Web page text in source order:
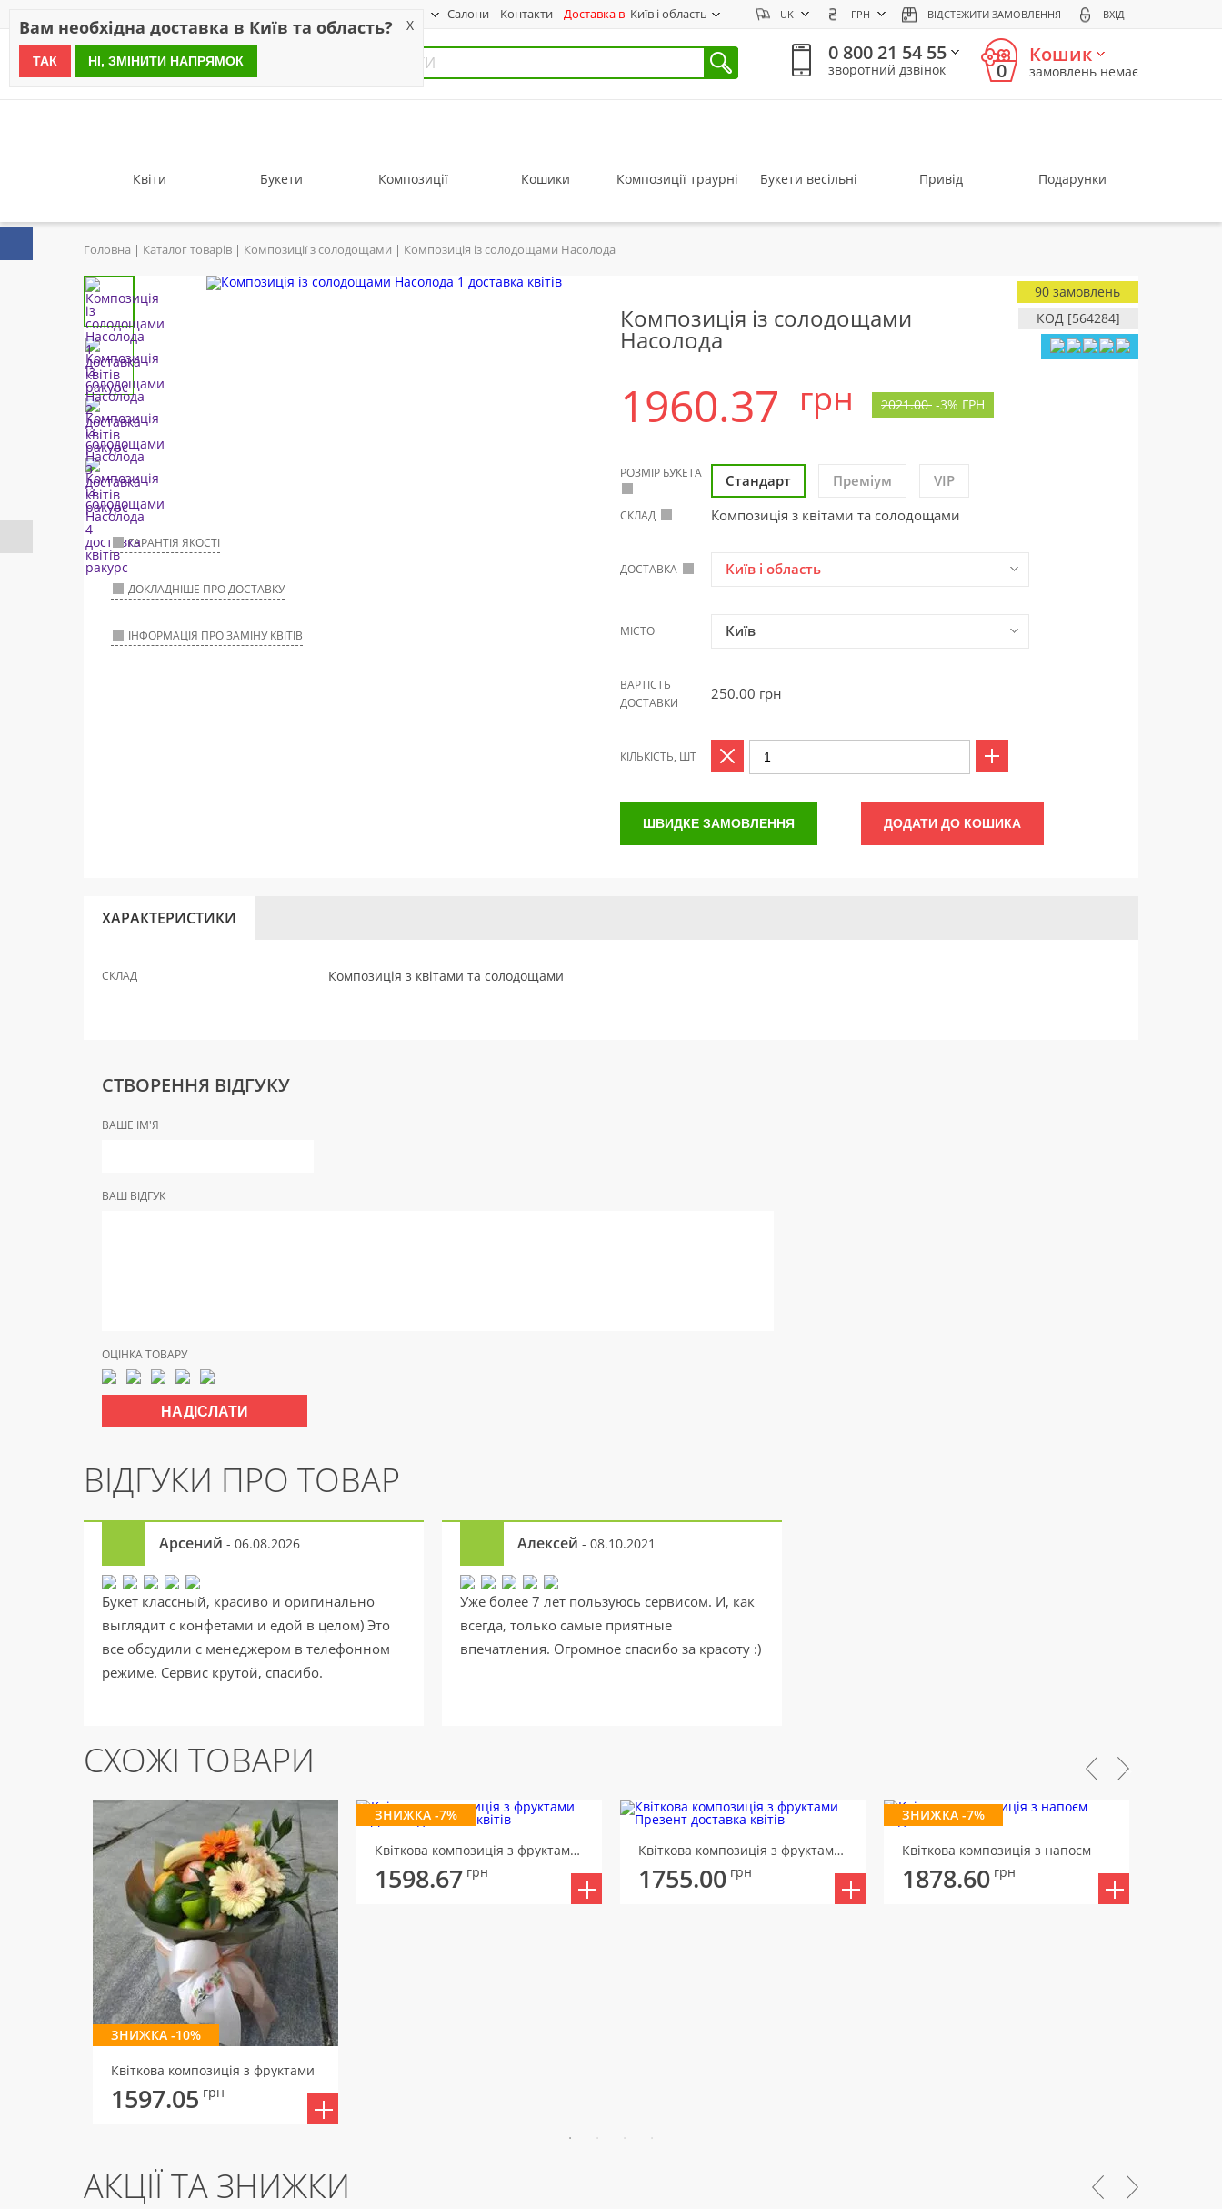
Салони Контакти Доставка в Київ і область UK ГРН ВІДСТЕЖИТИ ЗАМОВЛЕННЯ ВХІД
since 1999
0 800 21 54 55
зворотний дзвінок 0
Кошик
замовлень немає
Квіти Букети Композиції Кошики Композиції траурні Букети весільні Привід Подарунки
Головна Каталог товарів Композиції з солодощами Композиція із солодощами Насолода
ГАРАНТІЯ ЯКОСТІ
ДОКЛАДНІШЕ ПРО ДОСТАВКУ
ІНФОРМАЦІЯ ПРО ЗАМІНУ КВІТІВ
Композиція із солодощами
Насолода
КОД [564284]
90 замовлень
1960.37 грн 2021.00 -3% ГРН
РОЗМІР БУКЕТА Стандарт Преміум VIP
СКЛАД Композиція з квітами та солодощами
ДОСТАВКА Київ і область
МІСТО Київ
ВАРТІСТЬ
ДОСТАВКИ
250.00 грн
КІЛЬКІСТЬ, ШТ
ШВИДКЕ ЗАМОВЛЕННЯ ДОДАТИ ДО КОШИКА
ХАРАКТЕРИСТИКИ
СКЛАД Композиція з квітами та солодощами
СТВОРЕННЯ ВІДГУКУ
ВАШЕ ІМ'Я
ВАШ ВІДГУК
ОЦІНКА ТОВАРУ
ВІДГУКИ ПРО ТОВАР
Арсений - 06.08.2026
Букет классный, красиво и оригинально
выглядит с конфетами и едой в целом) Это
все обсудили с менеджером в телефонном
режиме. Сервис крутой, спасибо.
Алексей - 08.10.2021
Уже более 7 лет пользуюсь сервисом. И, как
всегда, только самые приятные
впечатления. Огромное спасибо за красоту :)
СХОЖІ ТОВАРИ
ЗНИЖКА -10%
Квіткова композиція з фруктами
1597.05 грн
ЗНИЖКА -7%
Квіткова композиція з фруктами Детокс
1598.67 грн
Квіткова композиція з фруктами Презент
1755.00 грн
ЗНИЖКА -7%
Квіткова композиція з напоєм
1878.60 грн
АКЦІЇ ТА ЗНИЖКИ
Вам необхідна доставка в Київ та область? X
ТАК НІ, ЗМІНИТИ НАПРЯМОК